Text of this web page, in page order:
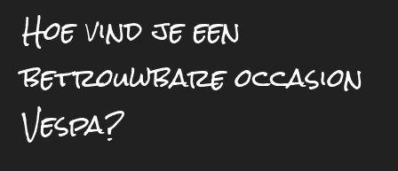
Hoe vind je een
betrouwbare occasion
Vespa?